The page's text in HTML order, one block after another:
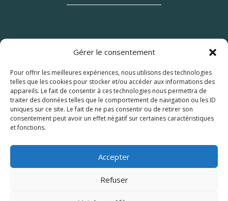
Gérer le consentement
Pour offrir les meilleures expériences, nous utilisons des technologies
telles que les cookies pour stocker et/ou accéder aux informations des
appareils. Le fait de consentir à ces technologies nous permettra de
traiter des données telles que le comportement de navigation ou les ID
uniques sur ce site. Le fait de ne pas consentir ou de retirer son
consentement peut avoir un effet négatif sur certaines caractéristiques
et fonctions.
Accepter
Refuser
Tous droits réservés –Blog